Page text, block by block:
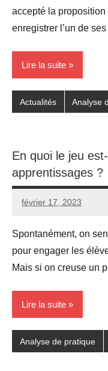
accepté la
enregistrer l’un de
Lire la suite
Actualités Analyse
En quoi le jeu
apprentissages ?
février 17, 2023
Seg0_La_Vraie
Aucun
Spontanément, on
pour engager les
Mais si on creuse un
Lire la suite
Analyse de pratique